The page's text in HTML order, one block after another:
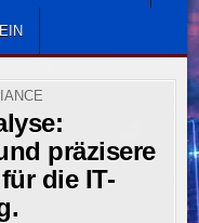
präzisere
die IT-